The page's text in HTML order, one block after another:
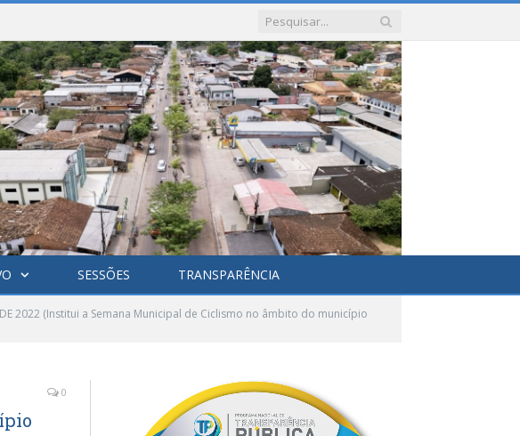
SESSÕES TRANSPARÊNCIA
DE 2022 (Institui a Semana Municipal de Ciclismo no âmbito do município
0